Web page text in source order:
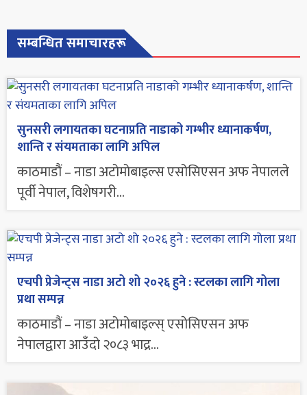
सम्बन्धित समाचारहरू
सुनसरी लगायतका घटनाप्रति नाडाको गम्भीर ध्यानाकर्षण,
शान्ति र संयमताका लागि अपिल
काठमाडौं – नाडा अटोमोबाइल्स एसोसिएसन अफ नेपालले
पूर्वी नेपाल, विशेषगरी...
एचपी प्रेजेन्ट्स नाडा अटो शो २०२६ हुने : स्टलका लागि गोला
प्रथा सम्पन्न
काठमाडौं – नाडा अटोमोबाइल्स् एसाेसिएसन अफ
नेपालद्वारा आउँदो २०८३ भाद्र...